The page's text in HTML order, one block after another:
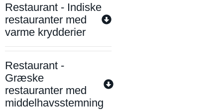
Restaurant - Indiske
restauranter med
varme krydderier
Restaurant -
Græske
restauranter med
middelhavsstemning